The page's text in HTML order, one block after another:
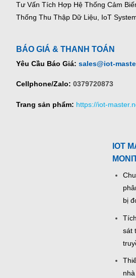
Tư Vấn Tích Hợp Hệ Thống Cảm
Thống Thu Thập Dữ Liệu, IoT
BÁO GIÁ & THANH TOÁN
Yêu Cầu Báo Giá: sales@iot-
Cellphone/Zalo: 0379720873
Trang sản phẩm: https://iot-
IOT
bị
sát